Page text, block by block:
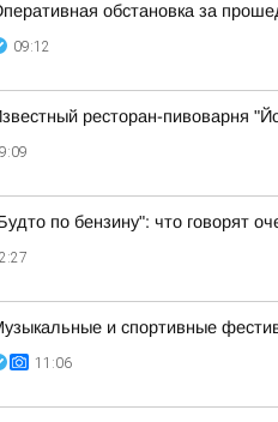
обстановка за
09:12
ресторан-пивоварня
по бензину": что говорят
и спортивные
11:06